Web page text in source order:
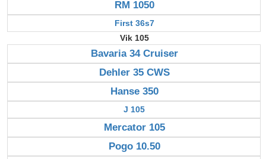
RM 1050
First 36s7
Vik 105
Bavaria 34 Cruiser
Dehler 35 CWS
Hanse 350
J 105
Mercator 105
Pogo 10.50